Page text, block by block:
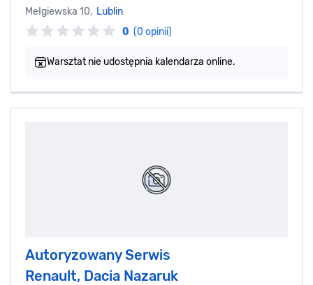
Mełgiewska 10, Lublin
0 (0 opinii)
Warsztat nie udostępnia kalendarza online.
Autoryzowany Serwis
Renault, Dacia Nazaruk